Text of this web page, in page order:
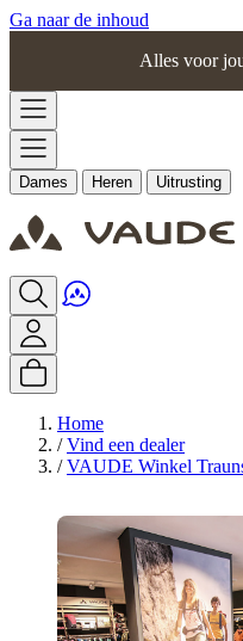
Ga naar de inhoud
Alles voor
Dames Heren Uitrusting
Home
/ Vind een dealer
/ VAUDE Winkel